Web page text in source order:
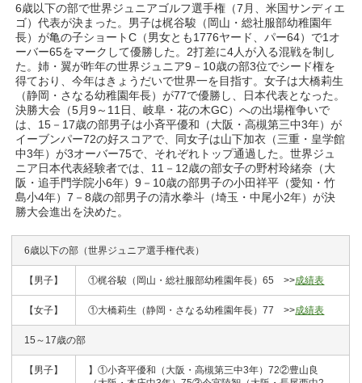
6歳以下の部で世界ジュニアゴルフ選手権（7月、米国サンディエ
ゴ）代表が決まった。男子は梶谷駿（岡山・総社服部幼稚園年
長）が亀の子ショートC（男女とも1776ヤード、パー64）で1オ
ーバー65をマークして優勝した。2打差に4人が入る混戦を制し
た。姉・翼が昨年の世界ジュニア9－10歳の部3位でシード権を
得ており、今年はきょうだいで世界一を目指す。女子は大橋莉生
（静岡・さなる幼稚園年長）が77で優勝し、日本代表となった。
決勝大会（5月9～11日、岐阜・花の木GC）への出場権争いで
は、15－17歳の部男子は小斉平優和（大阪・高槻第三中3年）が
イーブンパー72の好スコアで、同女子は山下加衣（三重・皇学館
中3年）が3オーバー75で、それぞれトップ通過した。世界ジュ
ニア日本代表経験者では、11－12歳の部女子の野村玲緒奈（大
阪・追手門学院小6年）9－10歳の部男子の小田祥平（愛知・竹
島小4年）7－8歳の部男子の清水拳斗（埼玉・中尾小2年）が決
勝大会進出を決めた。
6歳以下の部（世界ジュニア選手権代表）
【男子】 ①梶谷駿（岡山・総社服部幼稚園年長）65 >>成績表
【女子】 ①大橋莉生（静岡・さなる幼稚園年長）77 >>成績表
15～17歳の部
【男子】
】①小斉平優和（大阪・高槻第三中3年）72②豊山良